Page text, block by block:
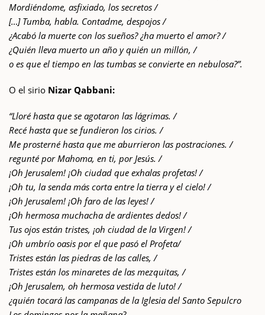
Mordiéndome, asfixiado, los secretos /
[…] Tumba, habla. Contadme, despojos /
¿Acabó la muerte con los sueños? ¿ha muerto el amor? /
¿Quién lleva muerto un año y quién un millón, /
o es que el tiempo en las tumbas se convierte en nebulosa?”.
O el sirio Nizar Qabbani:
“Lloré hasta que se agotaron las lágrimas. /
Recé hasta que se fundieron los cirios. /
Me prosterné hasta que me aburrieron las postraciones. /
regunté por Mahoma, en ti, por Jesús. /
¡Oh Jerusalem! ¡Oh ciudad que exhalas profetas! /
¡Oh tu, la senda más corta entre la tierra y el cielo! /
¡Oh Jerusalem! ¡Oh faro de las leyes! /
¡Oh hermosa muchacha de ardientes dedos! /
Tus ojos están tristes, ¡oh ciudad de la Virgen! /
¡Oh umbrío oasis por el que pasó el Profeta/
Tristes están las piedras de las calles, /
Tristes están los minaretes de las mezquitas, /
¡Oh Jerusalem, oh hermosa vestida de luto! /
¿quién tocará las campanas de la Iglesia del Santo Sepulcro